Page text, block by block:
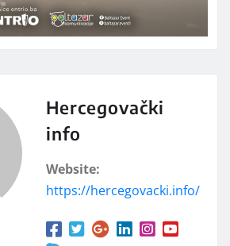
Hercegovački
info
Website:
https://hercegovacki.info/